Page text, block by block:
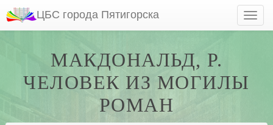
ЦБС города Пятигорска
МАКДОНАЛЬД, Р.
ЧЕЛОВЕК ИЗ МОГИЛЫ
РОМАН